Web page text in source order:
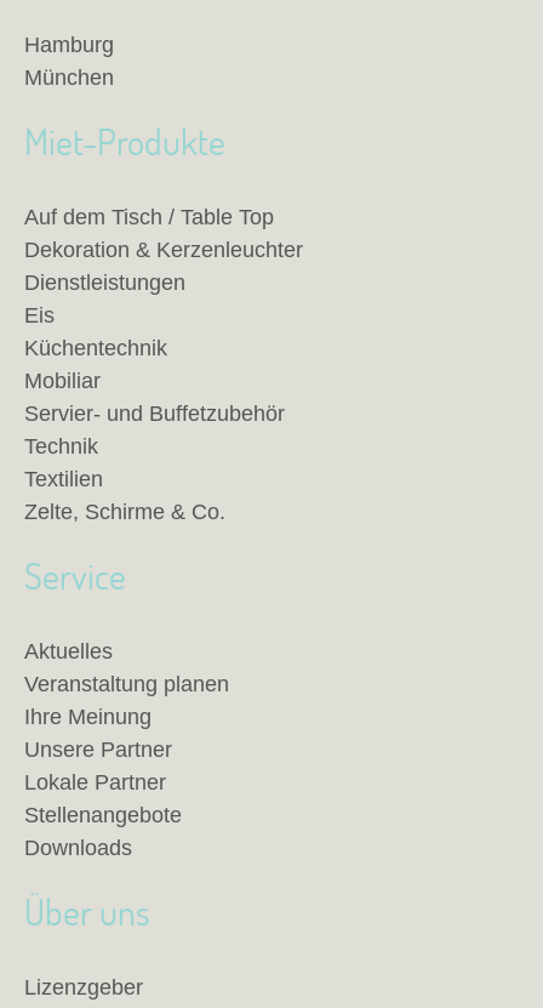
Hamburg
München
Miet-Produkte
Auf dem Tisch / Table Top
Dekoration & Kerzenleuchter
Dienstleistungen
Eis
Küchentechnik
Mobiliar
Servier- und Buffetzubehör
Technik
Textilien
Zelte, Schirme & Co.
Service
Aktuelles
Veranstaltung planen
Ihre Meinung
Unsere Partner
Lokale Partner
Stellenangebote
Downloads
Über uns
Lizenzgeber